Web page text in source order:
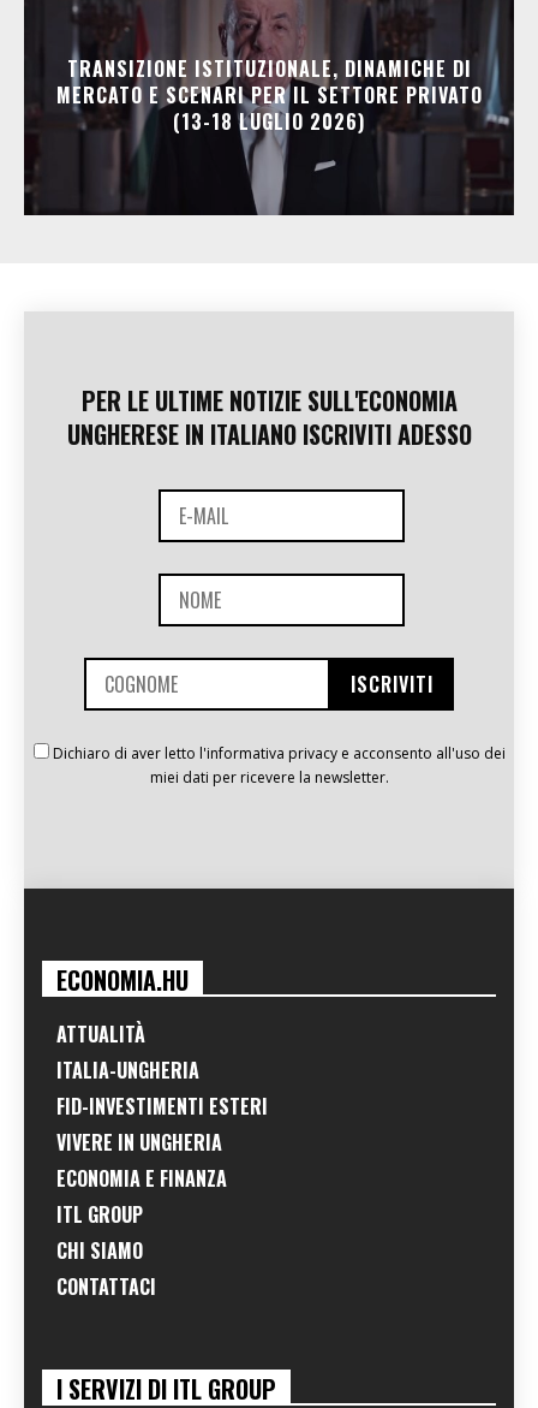
TRANSIZIONE ISTITUZIONALE, DINAMICHE DI
MERCATO E SCENARI PER IL SETTORE PRIVATO
(13-18 LUGLIO 2026)
PER LE ULTIME NOTIZIE SULL'ECONOMIA
UNGHERESE IN ITALIANO ISCRIVITI ADESSO
Dichiaro di aver letto l'informativa privacy e acconsento all'uso dei
miei dati per ricevere la newsletter.
ECONOMIA.HU
ATTUALITÀ
ITALIA-UNGHERIA
FID-INVESTIMENTI ESTERI
VIVERE IN UNGHERIA
ECONOMIA E FINANZA
ITL GROUP
CHI SIAMO
CONTATTACI
I SERVIZI DI ITL GROUP